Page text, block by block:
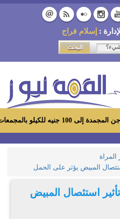
: إسلام فراج
«أهلاً رمضان»
المراة
المبيض يؤثر على الحمل
استئصال المبيض